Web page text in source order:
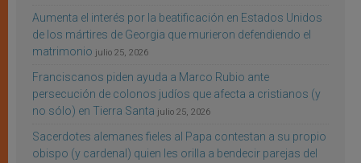
Aumenta el interés por la beatificación en Estados Unidos
de los mártires de Georgia que murieron defendiendo el
matrimonio julio 25, 2026
Franciscanos piden ayuda a Marco Rubio ante
persecución de colonos judíos que afecta a cristianos (y
no sólo) en Tierra Santa julio 25, 2026
Sacerdotes alemanes fieles al Papa contestan a su propio
obispo (y cardenal) quien les orilla a bendecir parejas del